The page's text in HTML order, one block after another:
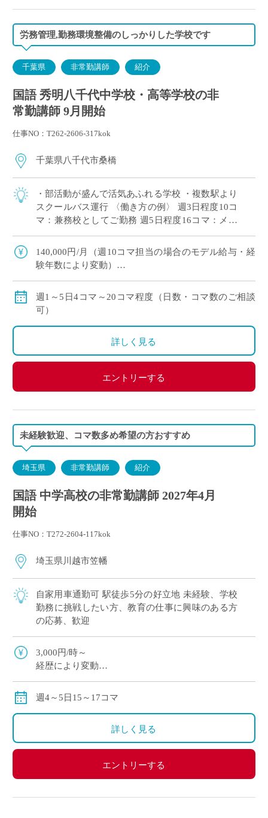
労務管理,勤務環境整備のしっかりした学校です
千葉県 非常勤講師 紹介
国語 秀明八千代中学校・高等学校の非
常勤講師 9月開始
仕事NO：T262-2606-317kok
千葉県八千代市桑橋
・部活動が盛んで活気あふれる学校 ・複数駅より
スクールバス運行 〈働き方の例〉 週3日程度10コ
マ：兼務校としてご勤務 週5日程度16コマ：メイ
140,000円/月（週10コマ担当の場合のモデル給与・経
験年数により変動）
賞与：無し
昇給：有り、年1回の査定による
その他保険：労災保険
週1～5日4コマ～20コマ程度（日数・コマ数のご相談
可）
詳しく見る
エントリーする
未経験歓迎、コマ数多め希望の方おすすめ
埼玉県 非常勤講師 紹介
国語 中学高校の非常勤講師 2027年4月
開始
仕事NO：T272-2604-117kok
埼玉県川越市笠幡
自家用車通勤可 駅徒歩5分の好立地 未経験、学校
勤務に挑戦したい方、教育の仕事に興味のある方
の応募、歓迎
3,000円/時～
経歴により変動
週4～5日15～17コマ
詳しく見る
エントリーする